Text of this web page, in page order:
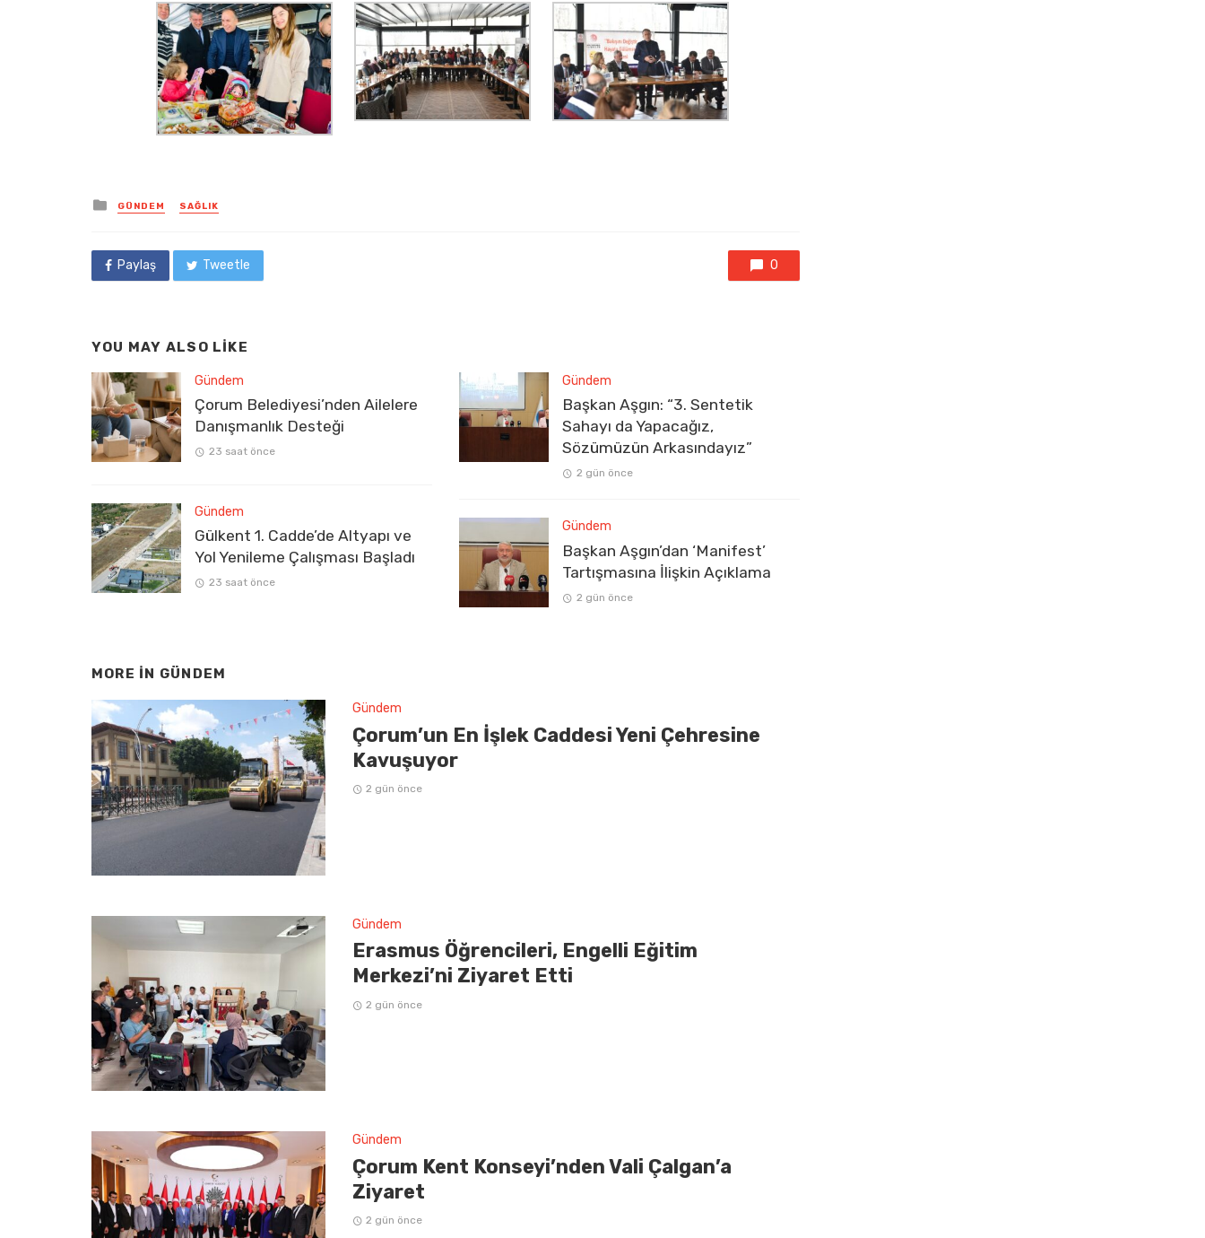
Posted
in
GÜNDEM SAĞLIK
Paylaş Tweetle 0
YOU MAY ALSO LIKE
Gündem
Çorum Belediyesi’nden Ailelere
Danışmanlık Desteği
23 saat önce
Gündem
Gülkent 1. Cadde’de Altyapı ve
Yol Yenileme Çalışması Başladı
23 saat önce
Gündem
Başkan Aşgın: “3. Sentetik
Sahayı da Yapacağız,
Sözümüzün Arkasındayız”
2 gün önce
Gündem
Başkan Aşgın’dan ‘Manifest’
Tartışmasına İlişkin Açıklama
2 gün önce
MORE IN GÜNDEM
Gündem
Çorum’un En İşlek Caddesi Yeni Çehresine
Kavuşuyor
2 gün önce
Gündem
Erasmus Öğrencileri, Engelli Eğitim
Merkezi’ni Ziyaret Etti
2 gün önce
Gündem
Çorum Kent Konseyi’nden Vali Çalgan’a
Ziyaret
2 gün önce